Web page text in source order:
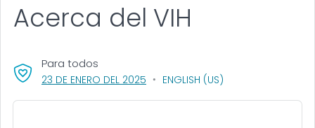
23 DE ENERO DEL 2025 , VISIT LINK FOR DETAILS.
ENGLISH (US)
Para todos
Acerca del VIH